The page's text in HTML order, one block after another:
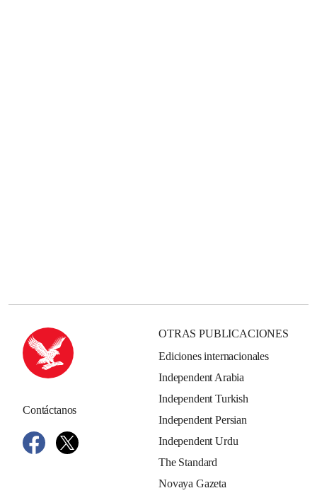
Contáctanos
OTRAS PUBLICACIONES
Ediciones internacionales
Independent Arabia
Independent Turkish
Independent Persian
Independent Urdu
The Standard
Novaya Gazeta